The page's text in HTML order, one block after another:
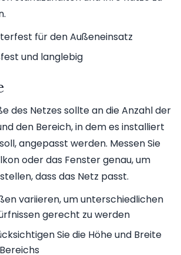
für den Außeneinsatz
und langlebig
des Netzes sollte an die Anzahl der
den Bereich, in dem es installiert
angepasst werden. Messen Sie
oder das Fenster genau, um
dass das Netz passt.
variieren, um unterschiedlichen
gerecht zu werden
Sie die Höhe und Breite